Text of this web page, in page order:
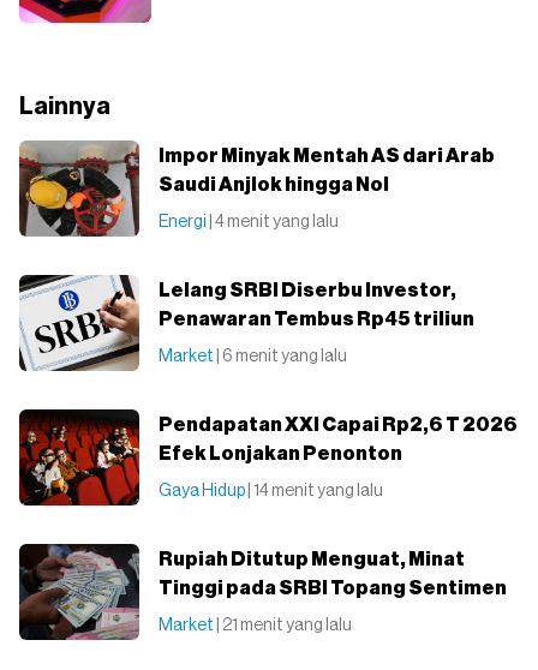
Lainnya
Impor Minyak Mentah AS dari Arab
Saudi Anjlok hingga Nol
Energi | 4 menit yang lalu
Lelang SRBI Diserbu Investor,
Penawaran Tembus Rp45 triliun
Market | 6 menit yang lalu
Pendapatan XXI Capai Rp2,6 T 2026
Efek Lonjakan Penonton
Gaya Hidup | 14 menit yang lalu
Rupiah Ditutup Menguat, Minat
Tinggi pada SRBI Topang Sentimen
Market | 21 menit yang lalu